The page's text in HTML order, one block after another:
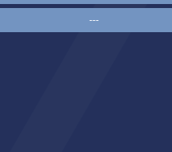
---